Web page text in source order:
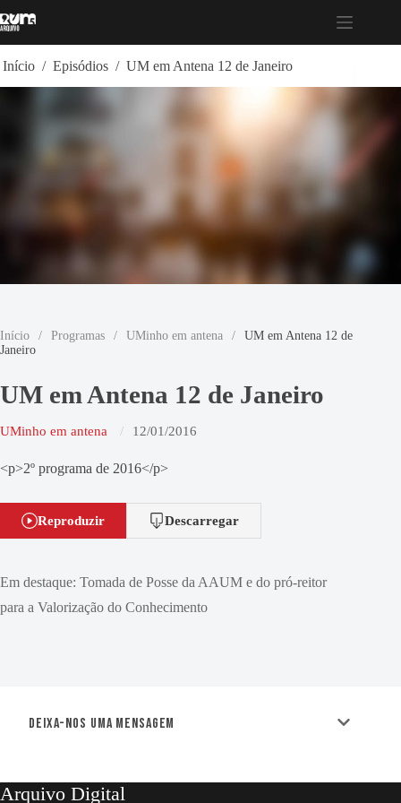
para
Início / Episódios / UM em Antena 12 de Janeiro
Início / Programas / UMinho em antena /
UM em Antena 12 de
Janeiro
UM em Antena 12 de Janeiro
UMinho em antena 12/01/2016
<p>2º programa de 2016</p>
Reproduzir Descarregar
Em destaque: Tomada de Posse da AAUM e do pró-reitor
para a Valorização do Conhecimento
Deixa-nos uma mensagem
Arquivo Digital